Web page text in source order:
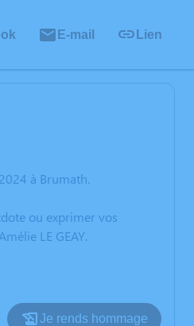
E-mail Lien
à Brumath.
ou exprimer vos
LE GEAY.
Je rends hommage